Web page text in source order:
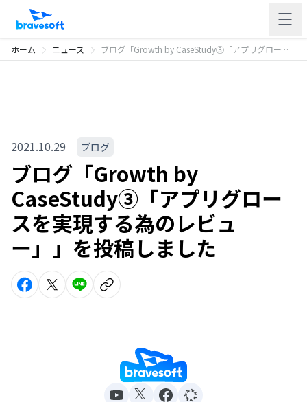
ホーム ニュース ブログ「Growth by CaseStudy③「アプリグロースを実現する為のレビュー」」を投稿しました
2021.10.29 ブログ
ブログ「Growth by
CaseStudy③「アプリグロー
スを実現する為のレビュ
ー」」を投稿しました